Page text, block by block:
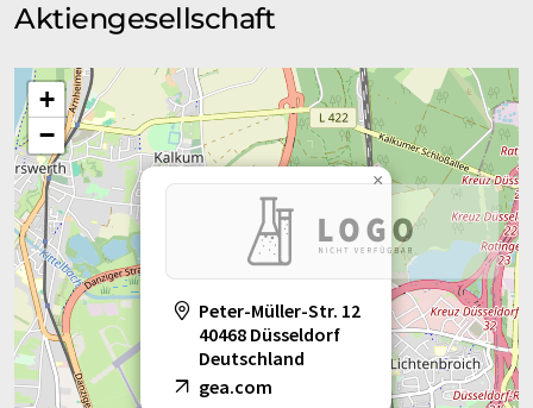
Aktiengesellschaft
Peter-Müller-Str. 12
40468 Düsseldorf
Deutschland
gea.com
×
+
−